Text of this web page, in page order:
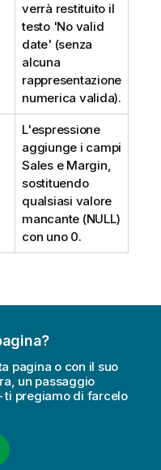
verrà restituito il
testo 'No valid
date' (senza
alcuna
rappresentazione
numerica valida).
L'espressione
aggiunge i campi
Salese Margin
sostituendo
qualsiasi valore
mancante (NULL)
con uno 0.
pagina o con il suo
un passaggio
ti pregiamo di farcelo